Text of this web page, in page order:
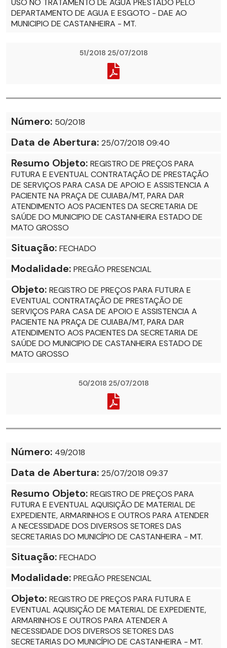
USO NO TRATAMENTO DE ÁGUA PRESTADO PELO
DEPARTAMENTO DE AGUA E ESGOTO - DAE AO
MUNICIPIO DE CASTANHEIRA - MT.
51/2018 25/07/2018
Número: 50/2018
Data de Abertura: 25/07/2018 09:40
Resumo Objeto: REGISTRO DE PREÇOS PARA
FUTURA E EVENTUAL CONTRATAÇÃO DE PRESTAÇÃO
DE SERVIÇOS PARA CASA DE APOIO E ASSISTENCIA A
PACIENTE NA PRAÇA DE CUIABA/MT, PARA DAR
ATENDIMENTO AOS PACIENTES DA SECRETARIA DE
SAÚDE DO MUNICIPIO DE CASTANHEIRA ESTADO DE
MATO GROSSO
Situação: FECHADO
Modalidade: PREGÃO PRESENCIAL
Objeto: REGISTRO DE PREÇOS PARA FUTURA E
EVENTUAL CONTRATAÇÃO DE PRESTAÇÃO DE
SERVIÇOS PARA CASA DE APOIO E ASSISTENCIA A
PACIENTE NA PRAÇA DE CUIABA/MT, PARA DAR
ATENDIMENTO AOS PACIENTES DA SECRETARIA DE
SAÚDE DO MUNICIPIO DE CASTANHEIRA ESTADO DE
MATO GROSSO
50/2018 25/07/2018
Número: 49/2018
Data de Abertura: 25/07/2018 09:37
Resumo Objeto: REGISTRO DE PREÇOS PARA
FUTURA E EVENTUAL AQUISIÇÃO DE MATERIAL DE
EXPEDIENTE, ARMARINHOS E OUTROS PARA ATENDER
A NECESSIDADE DOS DIVERSOS SETORES DAS
SECRETARIAS DO MUNICÍPIO DE CASTANHEIRA - MT.
Situação: FECHADO
Modalidade: PREGÃO PRESENCIAL
Objeto: REGISTRO DE PREÇOS PARA FUTURA E
EVENTUAL AQUISIÇÃO DE MATERIAL DE EXPEDIENTE,
ARMARINHOS E OUTROS PARA ATENDER A
NECESSIDADE DOS DIVERSOS SETORES DAS
SECRETARIAS DO MUNICÍPIO DE CASTANHEIRA - MT.